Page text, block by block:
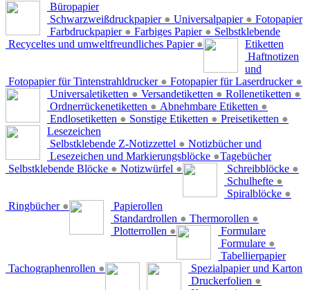
Büropapier
Schwarzweißdruckpapier ● Universalpapier ●
Farbdruckpapier ● Farbiges Papier ●
Recyceltes und umweltfreundliches Papier ●
Fotopapier
Fotopapier für Tintenstrahldrucker ● Fotopapier für Laserdrucker ●
Selbstklebende
Etiketten
Universaletiketten ● Versandetiketten ● Rollenetiketten ●
Ordnerrückenetiketten ● Abnehmbare Etiketten ●
Endlosetiketten ● Sonstige Etiketten ● Preisetiketten ●
Haftnotizen
und
Lesezeichen
Selbstklebende Z-Notizzettel ●
Lesezeichen und Markierungsblöcke ●
Selbstklebende Blöcke ● Notizwürfel ●
Notizbücher und
Tagebücher
Schreibblöcke ●
Schulhefte ●
Spiralblöcke ●
Ringbücher ●
Papierollen
Standardrollen ● Thermorollen ●
Plotterrollen ●
Formulare
Formulare ●
Tachographenrollen ●
Tabellierpapier
Spezialpapier und Karton
Druckerfolien ●